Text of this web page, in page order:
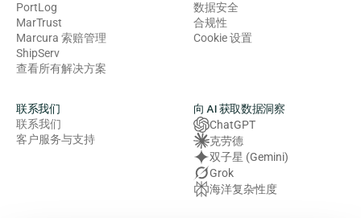
PortLog
MarTrust
Marcura 索赔管理
ShipServ
查看所有解决方案
数据安全
合规性
Cookie 设置
联系我们
联系我们
客户服务与支持
向 AI 获取数据洞察
ChatGPT
克劳德
双子星 (Gemini)
Grok
海洋复杂性度